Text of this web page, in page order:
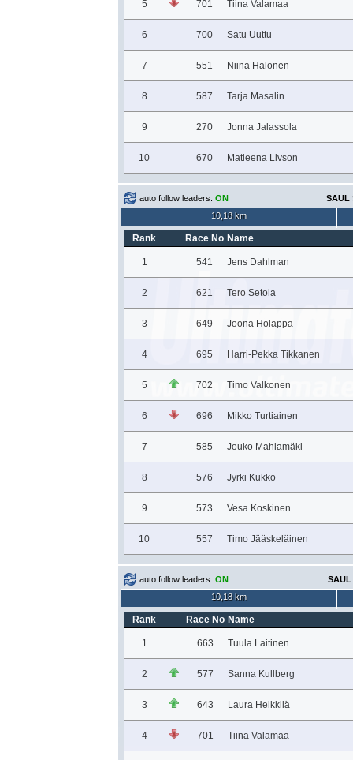
5 701 Tiina Valamaa
6 700 Satu Uuttu
7 551 Niina Halonen
8 587 Tarja Masalin
9 270 Jonna Jalassola
10 670 Matleena Livson
auto follow leaders: ON
SAUL
10,18 km
Rank Race No Name
1 541 Jens Dahlman
2 621 Tero Setola
3 649 Joona Holappa
4 695 Harri-Pekka Tikkanen
5 702 Timo Valkonen
6 696 Mikko Turtiainen
7 585 Jouko Mahlamäki
8 576 Jyrki Kukko
9 573 Vesa Koskinen
10 557 Timo Jääskeläinen
auto follow leaders: ON
SAUL
10,18 km
Rank Race No Name
1 663 Tuula Laitinen
2 577 Sanna Kullberg
3 643 Laura Heikkilä
4 701 Tiina Valamaa